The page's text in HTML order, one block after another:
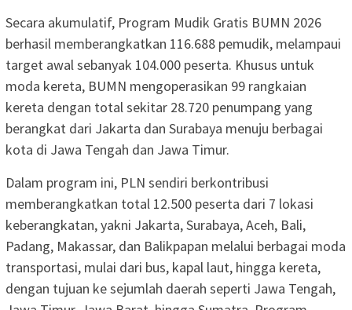
Secara akumulatif, Program Mudik Gratis BUMN 2026
berhasil memberangkatkan 116.688 pemudik, melampaui
target awal sebanyak 104.000 peserta. Khusus untuk
moda kereta, BUMN mengoperasikan 99 rangkaian
kereta dengan total sekitar 28.720 penumpang yang
berangkat dari Jakarta dan Surabaya menuju berbagai
kota di Jawa Tengah dan Jawa Timur.
Dalam program ini, PLN sendiri berkontribusi
memberangkatkan total 12.500 peserta dari 7 lokasi
keberangkatan, yakni Jakarta, Surabaya, Aceh, Bali,
Padang, Makassar, dan Balikpapan melalui berbagai moda
transportasi, mulai dari bus, kapal laut, hingga kereta,
dengan tujuan ke sejumlah daerah seperti Jawa Tengah,